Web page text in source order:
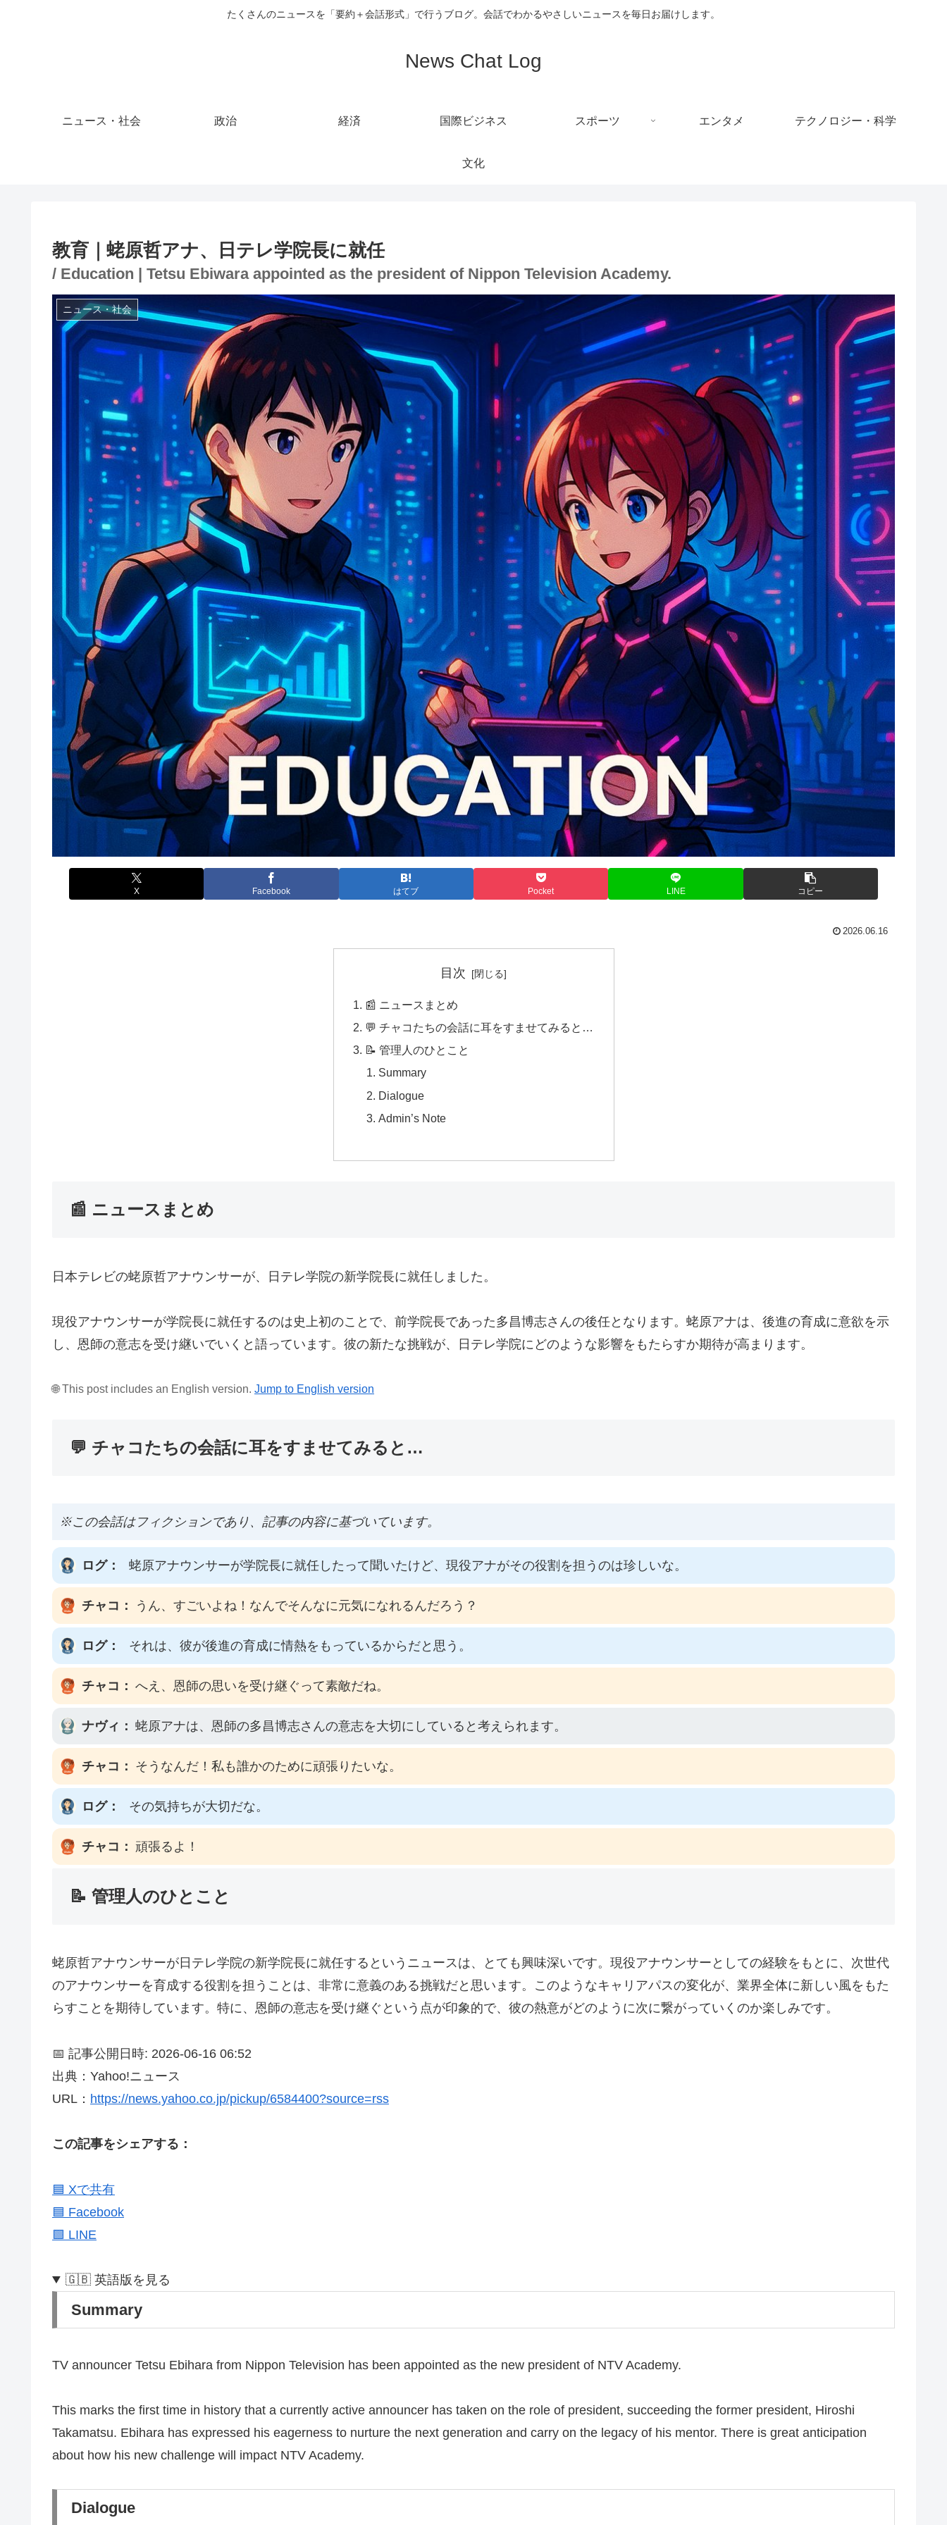
たくさんのニュースを「要約＋会話形式」で行うブログ。会話でわかるやさしいニュースを毎日お届けします。
News Chat Log
ニュース・社会 政治 経済 国際ビジネス スポーツ エンタメ テクノロジー・科学
文化
教育｜蛯原哲アナ、日テレ学院長に就任
/ Education | Tetsu Ebiwara appointed as the president of Nippon Television Academy.
ニュース・社会
X Facebook はてブ Pocket LINE コピー
2026.06.16
目次
📰 ニュースまとめ
💬 チャコたちの会話に耳をすませてみると…
📝 管理人のひとこと
Summary
Dialogue
Admin’s Note
📰 ニュースまとめ
日本テレビの蛯原哲アナウンサーが、日テレ学院の新学院長に就任しました。
現役アナウンサーが学院長に就任するのは史上初のことで、前学院長であった多昌博志さんの後任となります。蛯原アナは、後進の育成に意欲を示
し、恩師の意志を受け継いでいくと語っています。彼の新たな挑戦が、日テレ学院にどのような影響をもたらすか期待が高まります。
🌐 This post includes an English version. Jump to English version
💬 チャコたちの会話に耳をすませてみると…
※この会話はフィクションであり、記事の内容に基づいています。
ログ： 蛯原アナウンサーが学院長に就任したって聞いたけど、現役アナがその役割を担うのは珍しいな。
チャコ： うん、すごいよね！なんでそんなに元気になれるんだろう？
ログ： それは、彼が後進の育成に情熱をもっているからだと思う。
チャコ： へえ、恩師の思いを受け継ぐって素敵だね。
ナヴィ： 蛯原アナは、恩師の多昌博志さんの意志を大切にしていると考えられます。
チャコ： そうなんだ！私も誰かのために頑張りたいな。
ログ： その気持ちが大切だな。
チャコ： 頑張るよ！
📝 管理人のひとこと
蛯原哲アナウンサーが日テレ学院の新学院長に就任するというニュースは、とても興味深いです。現役アナウンサーとしての経験をもとに、次世代
のアナウンサーを育成する役割を担うことは、非常に意義のある挑戦だと思います。このようなキャリアパスの変化が、業界全体に新しい風をもた
らすことを期待しています。特に、恩師の意志を受け継ぐという点が印象的で、彼の熱意がどのように次に繋がっていくのか楽しみです。
📅 記事公開日時: 2026-06-16 06:52
出典：Yahoo!ニュース
URL： https://news.yahoo.co.jp/pickup/6584400?source=rss
この記事をシェアする：
🟦 Xで共有
🟦 Facebook
🟩 LINE
🇬🇧 英語版を見る
Summary
TV announcer Tetsu Ebihara from Nippon Television has been appointed as the new president of NTV Academy.
This marks the first time in history that a currently active announcer has taken on the role of president, succeeding the former president, Hiroshi
Takamatsu. Ebihara has expressed his eagerness to nurture the next generation and carry on the legacy of his mentor. There is great anticipation
about how his new challenge will impact NTV Academy.
Dialogue